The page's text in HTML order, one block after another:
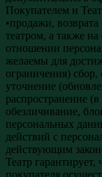
Покупателем и
•продажи,
театром, а также
отношении
желаемы для
ограничения)
уточнение
распространение
обезличивание,
персональных
действий с
действующим
Театр